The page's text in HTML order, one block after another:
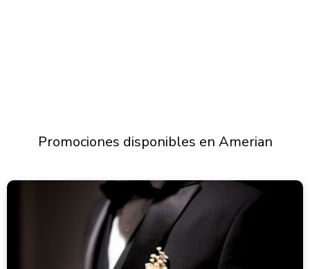
Promociones disponibles en Amerian